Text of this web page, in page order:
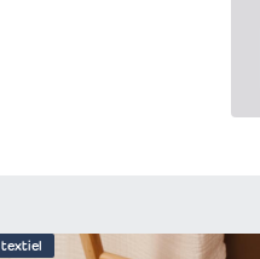
textiel